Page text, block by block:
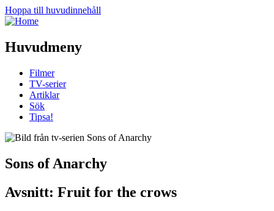
Hoppa till huvudinnehåll
Huvudmeny
Filmer
TV-serier
Artiklar
Sök
Tipsa!
Sons of Anarchy
Avsnitt: Fruit for the crows